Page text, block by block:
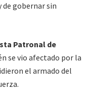
de gobernar sin
Patronal de
se vio afectado por la
el armado del